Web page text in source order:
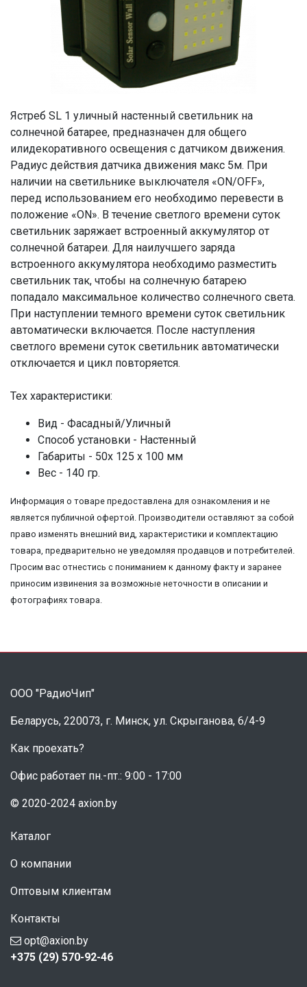
Ястреб SL 1 уличный настенный светильник на
солнечной батарее, предназначен для общего
илидекоративного освещения с датчиком движения.
Радиус действия датчика движения макс 5м. При
наличии на светильнике выключателя «ОN/ОFF»,
перед использованием его необходимо перевести в
положение «ОN». В течение светлого времени суток
светильник заряжает встроенный аккумулятор от
солнечной батареи. Для наилучшего заряда
встроенного аккумулятора необходимо разместить
светильник так, чтобы на солнечную батарею
попадало максимальное количество солнечного света.
При наступлении темного времени суток светильник
автоматически включается. После наступления
светлого времени суток светильник автоматически
отключается и цикл повторяется.
Тех характеристики:
Вид - Фасадный/Уличный
Способ установки - Настенный
Габариты - 50х 125 х 100 мм
Вес - 140 гр.
Информация о товаре предоставлена для ознакомления и не
является публичной офертой. Производители оставляют за собой
право изменять внешний вид, характеристики и комплектацию
товара, предварительно не уведомляя продавцов и потребителей.
Просим вас отнестись с пониманием к данному факту и заранее
приносим извинения за возможные неточности в описании и
фотографиях товара.
ООО "РадиоЧип"
Беларусь, 220073, г. Минск, ул. Скрыганова, 6/4-9
Как проехать?
Офис работает пн.-пт.: 9:00 - 17:00
© 2020-2024 axion.by
Каталог
О компании
Оптовым клиентам
Контакты
opt@axion.by
+375 (29) 570-92-46